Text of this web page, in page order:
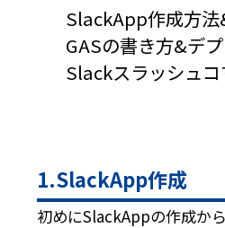
SlackApp作成方
GASの書き方&デ
Slackスラッシュコ
1.SlackApp作成
初めにSlackAppの作成から